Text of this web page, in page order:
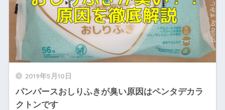
2019年5月10日
パンパースおしりふきが臭い原因はペンタデカラ
クトンです